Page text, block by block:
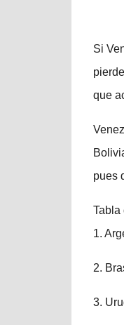
Si
que
pues
Tabla
1.
2.
3.